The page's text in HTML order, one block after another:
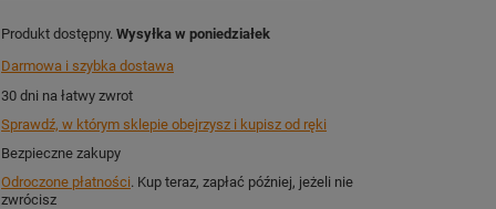
Produkt dostępny Wysyłkaw poniedziałek
Darmowa i szybka dostawa
30 dni na łatwy zwrot
Sprawdź, w którym sklepie obejrzysz i kupisz od ręki
Bezpieczne zakupy
Odroczone płatności. Kup teraz, zapłać później, jeżeli nie
zwrócisz